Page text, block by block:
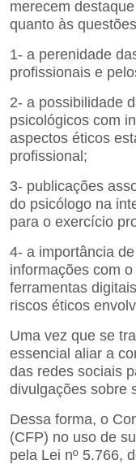
merecem
quanto às
1- a perenidade
profissionais e
2- a possibilidade
psicológicos com
aspectos éticos
profissional;
3- publicações
do psicólogo na
para o exercício
4- a importância
informações com
ferramentas
riscos éticos
Uma vez que se
essencial aliar a
das redes sociais
divulgações sobre
Dessa forma, o
(CFP) no uso de
pela Lei nº 5.766,